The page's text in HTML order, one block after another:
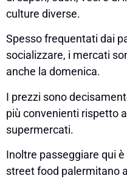
culture diverse.
Spesso frequentati dai
socializzare, i mercati
anche la domenica.
I prezzi sono
più convenienti rispetto
supermercati.
Inoltre passeggiare qui
street food palermitano